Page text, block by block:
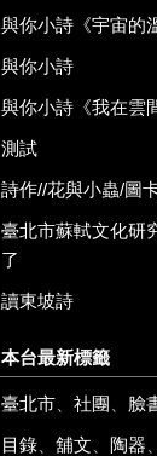
與你小詩《宇宙的
與你小詩
與你小詩《我在雲
測試
詩作//花與小蟲/圖
臺北市蘇軾文化研
了
讀東坡詩
本台最新標籤
臺北市 社團 臉
目錄
舖文 陶器